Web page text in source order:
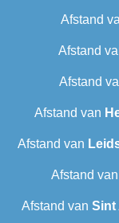
Afstand
Afstand
Afstand
Afstand van
Afstand van
Afstand van
Afstand van Sint